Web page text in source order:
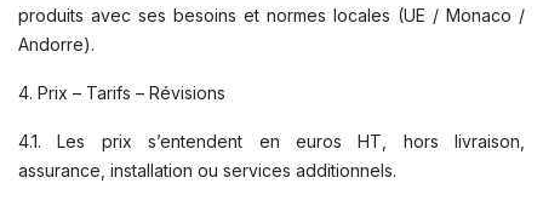
produits avec ses besoins et normes locales (UE / Monaco /
Andorre).
4. Prix – Tarifs – Révisions
4.1. Les prix s’entendent en euros HT, hors livraison,
assurance, installation ou services additionnels.